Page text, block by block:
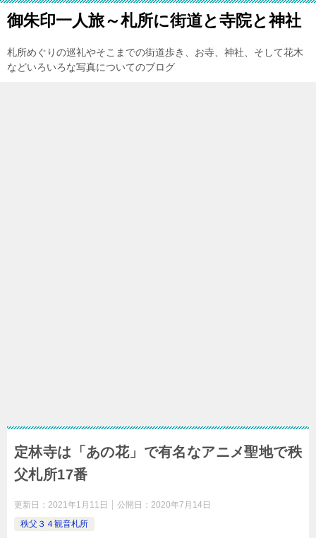
御朱印一人旅～札所に街道と寺院と神社
札所めぐりの巡礼やそこまでの街道歩き、お寺、神社、そして花木
などいろいろな写真についてのブログ
定林寺は「あの花」で有名なアニメ聖地で秩
父札所17番
更新日： 2021年1月11日 公開日： 2020年7月14日
秩父３４観音札所